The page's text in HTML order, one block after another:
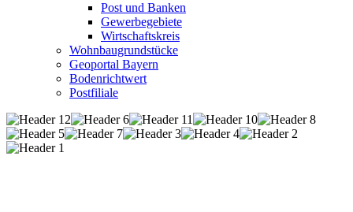
Post und Banken
Gewerbegebiete
Wirtschaftskreis
Wohnbaugrundstücke
Geoportal Bayern
Bodenrichtwert
Postfiliale